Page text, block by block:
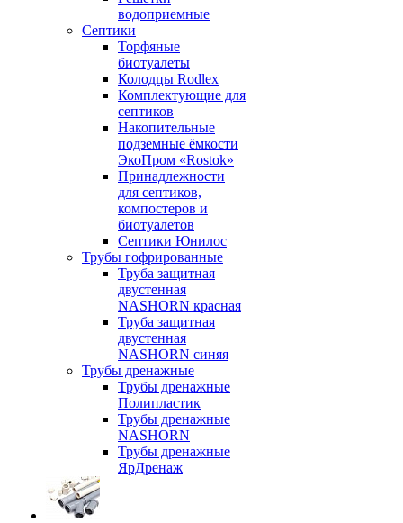
водоприемные
Септики
Торфяные
биотуалеты
Колодцы Rodlex
Комплектующие для
септиков
Накопительные
подземные ёмкости
ЭкоПром «Rostok»
Принадлежности
для септиков,
компостеров и
биотуалетов
Септики Юнилос
Трубы гофрированные
Труба защитная
двустенная
NASHORN красная
Труба защитная
двустенная
NASHORN синяя
Трубы дренажные
Трубы дренажные
Полипластик
Трубы дренажные
NASHORN
Трубы дренажные
ЯрДренаж